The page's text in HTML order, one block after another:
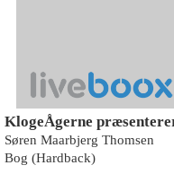
Søren Maarbjerg Thomsen
Bog (Hardback)